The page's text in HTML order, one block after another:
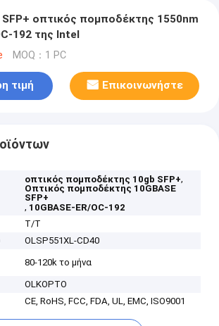
οπτικός πομποδέκτης 1550nm
192 της Intel
MOQ：1 PC
τιμή Επικοινωνήστε
οπτικός πομποδέκτης 10gb SFP+,
Οπτικός πομποδέκτης 10GBASE
SFP+
, 10GBASE-ER/OC-192
T/T
OLSP551XL-CD40
80-120k το μήνα
OLKOPTO
CE, RoHS, FCC, FDA, UL, EMC, ISO9001